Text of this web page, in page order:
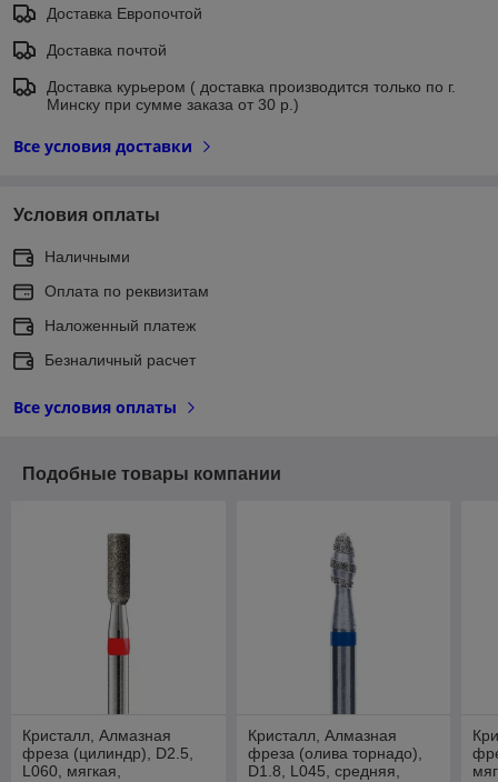
Доставка Европочтой
Доставка почтой
Доставка курьером ( доставка производится только по г.
Минску при сумме заказа от 30 р.)
Все условия доставки
Условия оплаты
Наличными
Оплата по реквизитам
Наложенный платеж
Безналичный расчет
Все условия оплаты
Подобные товары компании
Кристалл, Алмазная
фреза (цилиндр), D2.5,
L060, мягкая,
Кристалл, Алмазная
фреза (олива торнадо),
D1.8, L045, средняя,